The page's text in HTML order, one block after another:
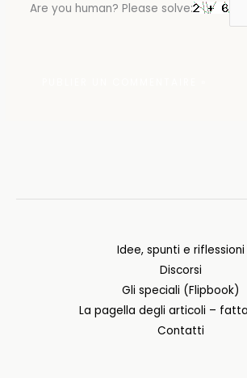
Are you human? Please solve:
Idee, spunti e riflessioni
Discorsi
Gli speciali (Flipbook)
La pagella degli articoli – fatta
Contatti